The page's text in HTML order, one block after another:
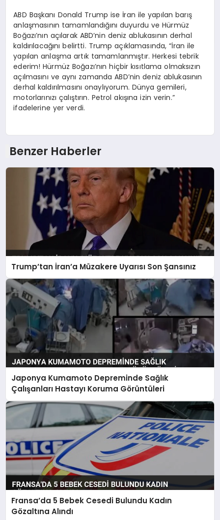
ABD Başkanı Donald Trump ise İran ile yapılan barış
anlaşmasının tamamlandığını duyurdu ve Hürmüz
Boğazı’nın açılarak ABD’nin deniz ablukasının derhal
kaldırılacağını belirtti. Trump açıklamasında, “İran ile
yapılan anlaşma artık tamamlanmıştır. Herkesi tebrik
ederim! Hürmüz Boğazı’nın hiçbir kısıtlama olmaksızın
açılmasını ve aynı zamanda ABD’nin deniz ablukasının
derhal kaldırılmasını onaylıyorum. Dünya gemileri,
motorlarınızı çalıştırın. Petrol akışına izin verin.”
ifadelerine yer verdi.
Benzer Haberler
Trump’tan İran’a Müzakere Uyarısı Son Şansınız
Japonya Kumamoto Depreminde Sağlık
Çalışanları Hastayı Koruma Görüntüleri
Fransa’da 5 Bebek Cesedi Bulundu Kadın
Gözaltına Alındı